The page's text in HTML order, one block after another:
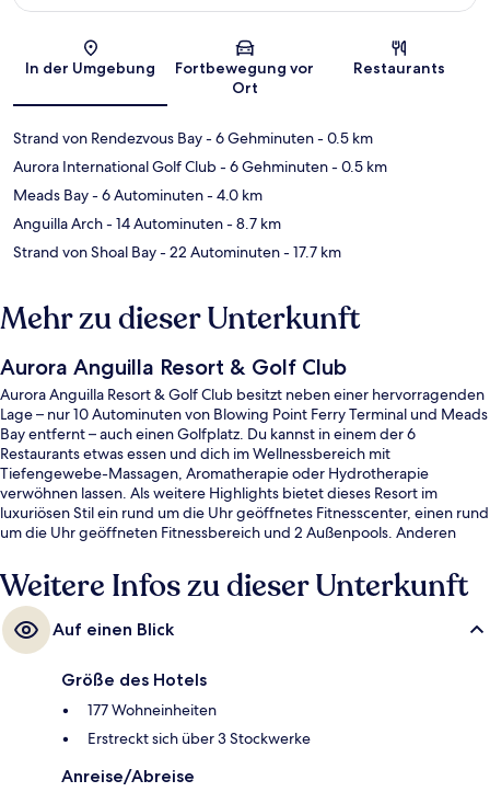
Karte
In der Umgebung
Fortbewegung vor
Ort
Restaurants
Strand von Rendezvous Bay- 6 Gehminuten- 0.5 km
Aurora International Golf Club- 6 Gehminuten- 0.5 km
Meads Bay- 6 Autominuten- 4.0 km
Anguilla Arch- 14 Autominuten- 8.7 km
Strand von Shoal Bay- 22 Autominuten- 17.7 km
Mehr zu dieser Unterkunft
Aurora Anguilla Resort & Golf Club
Aurora Anguilla Resort & Golf Club besitzt neben einer hervorragenden
Lage – nur 10 Autominuten von Blowing Point Ferry Terminal und Meads
Bay entfernt – auch einen Golfplatz. Du kannst in einem der 6
Restaurants etwas essen und dich im Wellnessbereich mit
Tiefengewebe-Massagen, Aromatherapie oder Hydrotherapie
verwöhnen lassen. Als weitere Highlights bietet dieses Resort im
luxuriösen Stil ein rund um die Uhr geöffnetes Fitnesscenter, einen rund
um die Uhr geöffneten Fitnessbereich und 2 Außenpools. Anderen
Strandnähe sehr gut.
Weitere Infos zu dieser Unterkunft
Auf einen Blick
Größe des Hotels
177 Wohneinheiten
Erstreckt sich über 3 Stockwerke
Anreise/Abreise